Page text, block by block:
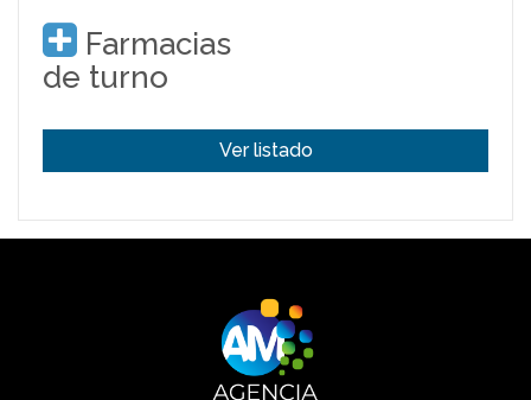
Farmacias
de turno
Ver listado